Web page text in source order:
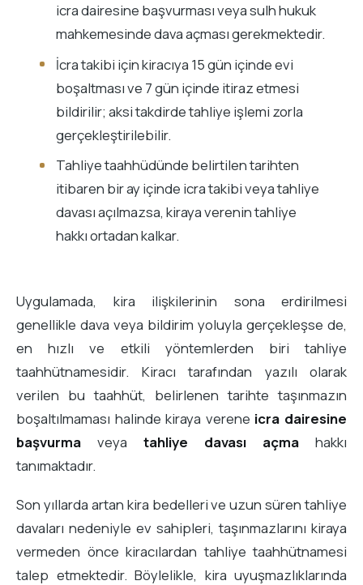
icra dairesine başvurması veya sulh hukuk
mahkemesinde dava açması gerekmektedir.
İcra takibi için kiracıya 15 gün içinde evi
boşaltması ve 7 gün içinde itiraz etmesi
bildirilir; aksi takdirde tahliye işlemi zorla
gerçekleştirilebilir.
Tahliye taahhüdünde belirtilen tarihten
itibaren bir ay içinde icra takibi veya tahliye
davası açılmazsa, kiraya verenin tahliye
hakkı ortadan kalkar.
Uygulamada, kira ilişkilerinin sona erdirilmesi
genellikle dava veya bildirim yoluyla gerçekleşse de,
en hızlı ve etkili yöntemlerden biri tahliye
taahhütnamesidir. Kiracı tarafından yazılı olarak
verilen bu taahhüt, belirlenen tarihte taşınmazın
boşaltılmaması halinde kiraya verene icra dairesine
başvurma veya tahliye davası açma hakkı
tanımaktadır.
Son yıllarda artan kira bedelleri ve uzun süren tahliye
davaları nedeniyle ev sahipleri, taşınmazlarını kiraya
vermeden önce kiracılardan tahliye taahhütnamesi
talep etmektedir. Böylelikle, kira uyuşmazlıklarında